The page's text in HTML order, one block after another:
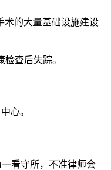
术的大量基础设施建设
查后失踪。
心。
看守所，不准律师会